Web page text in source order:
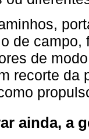
de
de
recorte da
ainda, a